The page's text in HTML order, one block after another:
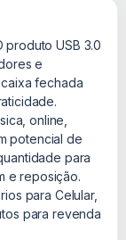
produto USB 3.0
e
fechada
online,
potencial de
para
e reposição.
para Celular,
para revenda